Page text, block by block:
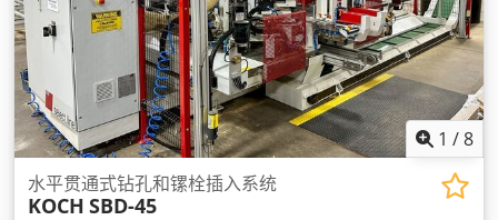
1 /8
水平贯通式钻孔和镙栓插入系统
KOCH SBD-45